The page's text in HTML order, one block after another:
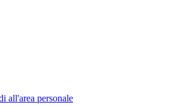
all'area personale